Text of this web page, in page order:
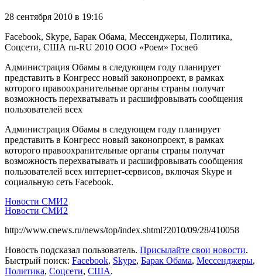
28 сентября 2010 в 19:16
Facebook, Skype, Барак Обама, Мессенджеры, Политика,
Соцсети, США ru-RU 2010 ООО «Роем» Госвеб
Администрация Обамы в следующем году планирует
представить в Конгресс новый законопроект, в рамках
которого правоохранительные органы страны получат
возможность перехватывать и расшифровывать сообщения
пользователей всех
Администрация Обамы в следующем году планирует
представить в Конгресс новый законопроект, в рамках
которого правоохранительные органы страны получат
возможность перехватывать и расшифровывать сообщения
пользователей всех интернет-сервисов, включая Skype и
социальную сеть Facebook.
Новости СМИ2
Новости СМИ2
http://www.cnews.ru/news/top/index.shtml?2010/09/28/410058
Новость подсказал пользователь. Присылайте свои новости.
Быстрый поиск: Facebook, Skype, Барак Обама, Мессенджеры,
Политика, Соцсети, США.